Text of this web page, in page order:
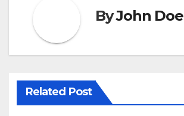
ByJohn Doe
Related Post